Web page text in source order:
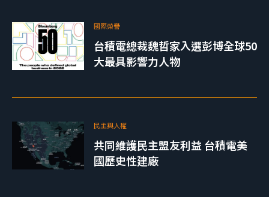
國際榮譽
台積電總裁魏哲家入選彭博全球50
大最具影響力人物
民主與人權
共同維護民主盟友利益 台積電美
國歷史性建廠